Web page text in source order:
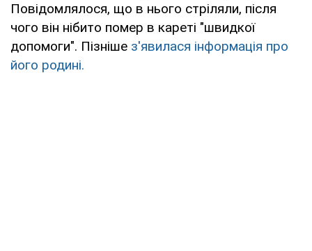
Повідомлялося, що в нього стріляли, після
чого він нібито помер в кареті "швидкої
допомоги". Пізніше з'явилася інформація про
його родині.